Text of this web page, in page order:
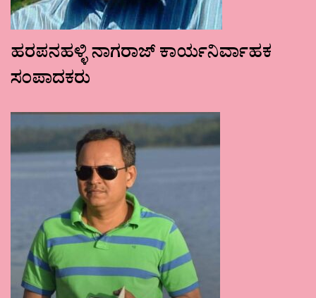
ಹರಪನಹಳ್ಳಿ ನಾಗರಾಜ್ ಕಾರ್ಯನಿರ್ವಾಹಕ
ಸಂಪಾದಕರು